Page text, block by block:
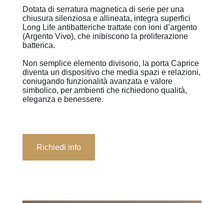
Dotata di serratura magnetica di serie per una
chiusura silenziosa e allineata, integra superfici
Long Life antibatteriche trattate con ioni d’argento
(Argento Vivo), che inibiscono la proliferazione
batterica.
Non semplice elemento divisorio, la porta Caprice
diventa un dispositivo che media spazi e relazioni,
coniugando funzionalità avanzata e valore
simbolico, per ambienti che richiedono qualità,
eleganza e benessere.
Richiedi info